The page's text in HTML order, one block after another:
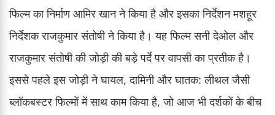
फिल्म का निर्माण आमिर खान ने किया है और इसका निर्देशन मशहूर
निर्देशक राजकुमार संतोषी ने किया है। यह फिल्म सनी देओल और
राजकुमार संतोषी की जोड़ी की बड़े पर्दे पर वापसी का प्रतीक है।
इससे पहले इस जोड़ी ने घायल, दामिनी और घातक: लीथल जैसी
ब्लॉकबस्टर फिल्मों में साथ काम किया है, जो आज भी दर्शकों के बीच